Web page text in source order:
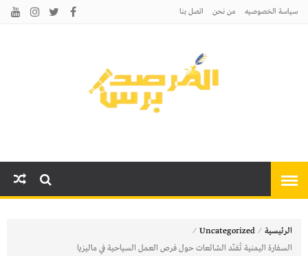
سياسة الخصوصيه من نحن اتصل بنا
الرئيسية ⁄
Uncategorized
⁄
السفارة اليمنية تُفنّد الشائعات حول فرص العمل السياحية في ماليزيا